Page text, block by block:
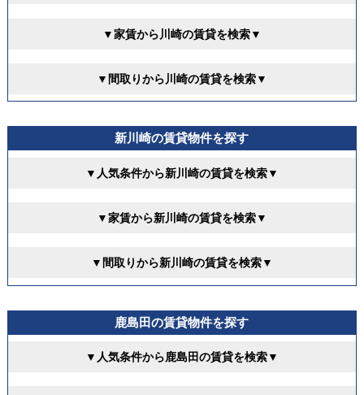
▼家賃から川崎の賃貸を検索▼
▼間取りから川崎の賃貸を検索▼
新川崎の賃貸物件を探す
▼人気条件から新川崎の賃貸を検索▼
▼家賃から新川崎の賃貸を検索▼
▼間取りから新川崎の賃貸を検索▼
鹿島田の賃貸物件を探す
▼人気条件から鹿島田の賃貸を検索▼